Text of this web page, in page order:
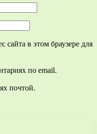
сайта в этом браузере для
по email.
почтой.